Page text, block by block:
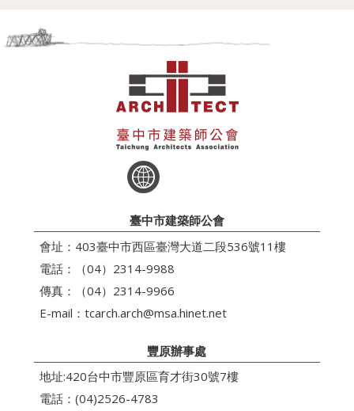
臺中市建築師公會
會址：403臺中市西區臺灣大道二段536號11樓
電話：（04）2314-9988
傳真：（04）2314-9966
E-mail： tcarch.arch@msa.hinet.net
豐原辦事處
地址:420台中市豐原區育才街30號7樓
電話：(04)2526-4783